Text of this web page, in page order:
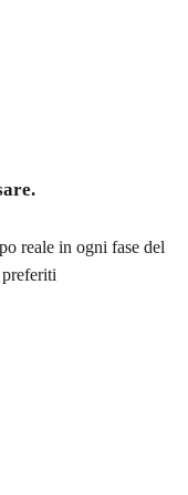
reale in ogni fase del